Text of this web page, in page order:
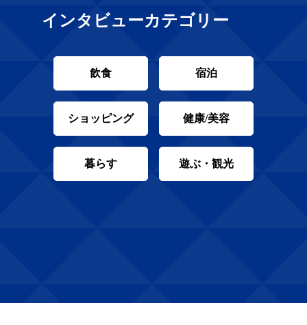
インタビューカテゴリー
飲食 宿泊
ショッピング 健康/美容
暮らす 遊ぶ・観光